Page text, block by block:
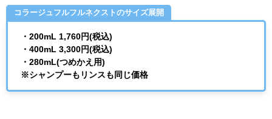
コラージュフルフルネクストのサイズ展開
・200mL 1,760円(税込)
・400mL 3,300円(税込)
・280mL(つめかえ用)
※シャンプーもリンスも同じ価格